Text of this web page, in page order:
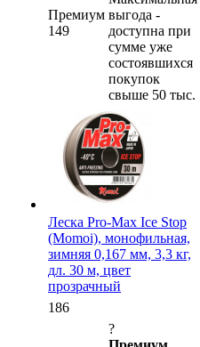
Премиум
149
выгода -
доступна при
сумме уже
состоявшихся
покупок
свыше 50 тыс.
Леска Pro-Max Ice Stop
(Momoi), монофильная,
зимняя 0,167 мм, 3,3 кг,
дл. 30 м, цвет
прозрачный
186
?